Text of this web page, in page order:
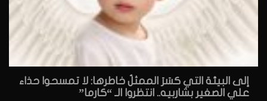
إلى البيئة التي كسَرَ الممثلُ خاطرها: لا تمسحوا حذاء
علي الصغير بشاربيه.. انتظروا الـ “كارما”